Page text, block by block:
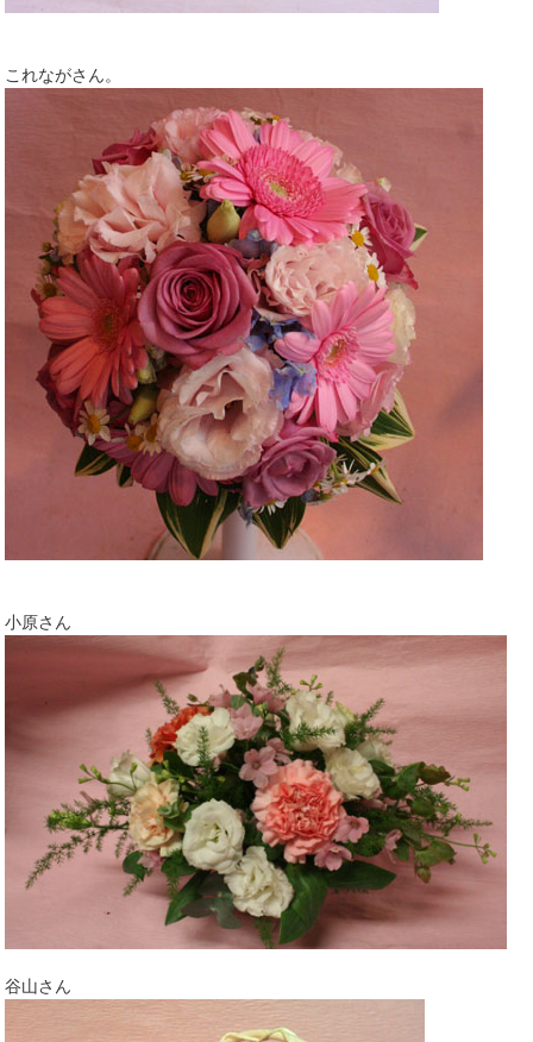
これながさん。
小原さん
谷山さん